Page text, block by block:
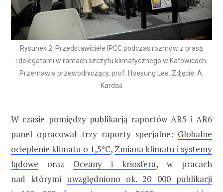
Rysunek 2: Przedstawiciele IPCC podczas rozmów z prasą
i delegatami w ramach szczytu klimatycznego w Katowicach.
Przemawia przewodniczący, prof. Hoesung Lee. Zdjęcie: A.
Kardaś
W czasie pomiędzy publikacją raportów AR5 i AR6
panel opracował trzy raporty specjalne: Globalne
ocieplenie klimatu o 1,5°C, Zmiana klimatu i systemy
lądowe oraz Oceany i kriosfera, w pracach
nad którymi uwzględniono ok. 20 000 publikacji